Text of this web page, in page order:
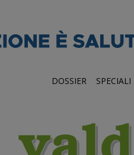
DOSSIER SPECIALI